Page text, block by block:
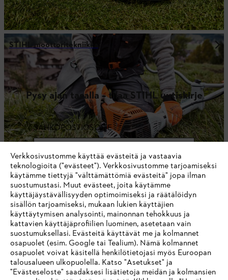
STIHL moottoritekniikka
Pysy ajan tasalla – tilaa STIHL uutiskirje
SÄHKÖPOSTIOSOITE
Lunasta nyt 10 % alennus
#STIHL
Verkkosivustomme käyttää evästeitä ja vastaavia
teknologioita ("evästeet"). Verkkosivustomme tarjoamiseksi
käytämme tiettyjä "välttämättömiä evästeitä" jopa ilman
suostumustasi. Muut evästeet, joita käytämme
käyttäjäystävällisyyden optimoimiseksi ja räätälöidyn
sisällön tarjoamiseksi, mukaan lukien käyttäjien
käyttäytymisen analysointi, mainonnan tehokkuus ja
kattavien käyttäjäprofiilien luominen, asetetaan vain
suostumuksellasi. Evästeitä käyttävät me ja kolmannet
osapuolet (esim. Google tai Tealium). Nämä kolmannet
osapuolet voivat käsitellä henkilötietojasi myös Euroopan
talousalueen ulkopuolella. Katso "Asetukset" ja
"Evästeseloste" saadaksesi lisätietoja meidän ja kolmansien